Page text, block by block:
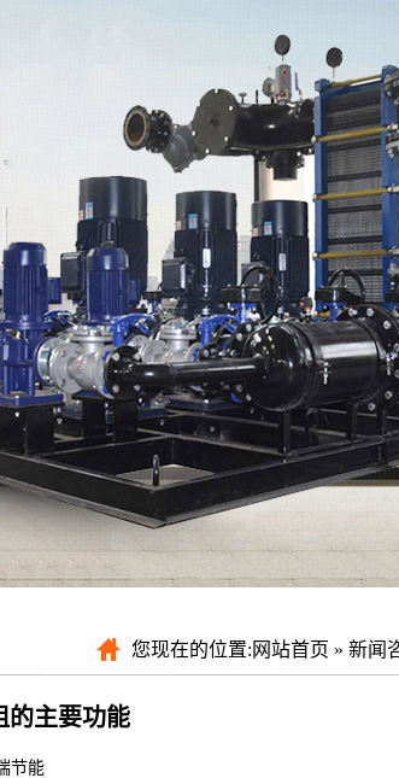
您现在的位置: 网站首页 » 新闻
的主要功能
节能